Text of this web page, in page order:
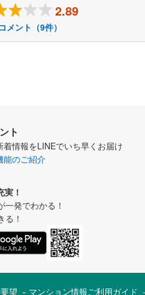
2.89
メント（9件）
ト
着情報をLINEでいち早くお届け
能のご紹介
実！
発でわかる！
る！
望 マンション情報ご利用ガイド